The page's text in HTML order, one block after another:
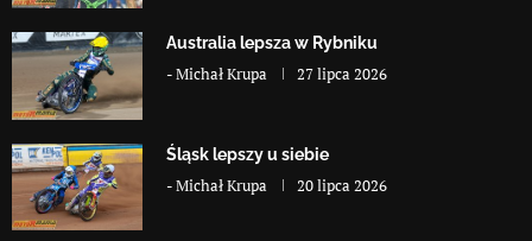
Australia lepsza w Rybniku
-Michał Krupa 27 lipca 2026
Śląsk lepszy u siebie
-Michał Krupa 20 lipca 2026